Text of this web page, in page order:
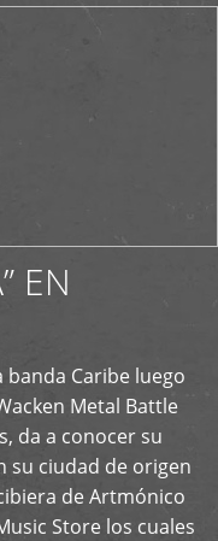
EN
banda Caribe luego
Metal Battle
da a conocer su
su ciudad de origen
de Artmónico
Store los cuales